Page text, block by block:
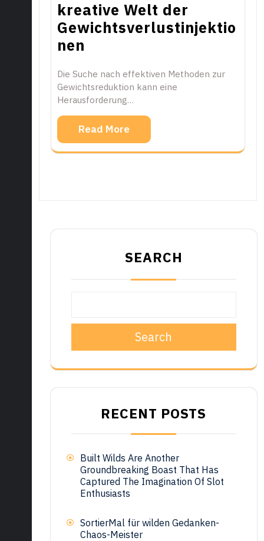
kreative Welt der
Gewichtsverlustinjektio
nen
Die Suche nach effektiven Methoden zur
Gewichtsreduktion kann eine
Herausforderung…
Read More
SEARCH
Search
RECENT POSTS
Built Wilds Are Another
Groundbreaking Boast That Has
Captured The Imagination Of Slot
Enthusiasts
SortierMal für wilden Gedanken-
Chaos-Meister